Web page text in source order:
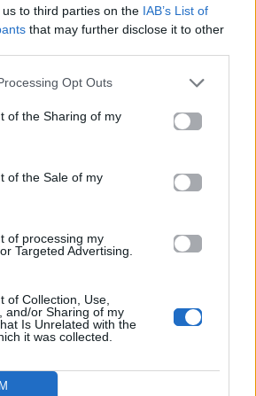
to third parties on the IAB’s List of
that may further disclose it to other
Opt Outs
of the Sharing of my
of the Sale of my
of processing my
Targeted Advertising.
of Collection, Use,
and/or Sharing of my
Is Unrelated with the
it was collected.
συγχωρούσα,
θα ξεχνούσα,
συγχωρούσα
ζωή.
σβήσουνε